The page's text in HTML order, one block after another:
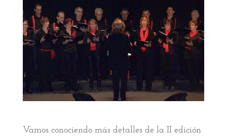
Vamos conociendo más detalles de la II edición